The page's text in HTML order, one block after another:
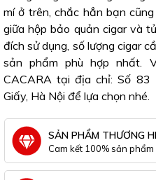
mí ở trên, chắc hẳn bạn
giữa hộp bảo quản cigar và
đích sử dụng, số lượng cigar
sản phẩm phù hợp nhất.
CACARA tại địa chỉ: Số 83
Giấy, Hà Nội để lựa chọn nhé.
SẢN PHẨM THƯƠNG
Cam kết 100% sản